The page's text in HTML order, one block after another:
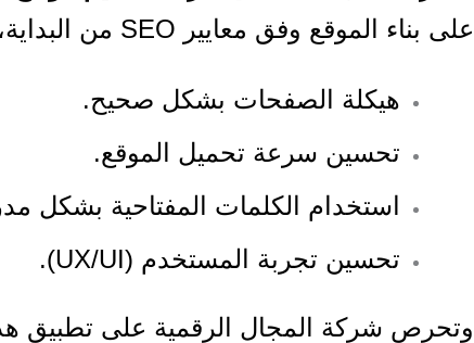
على بناء الموقع وفق معايير SEO من البداية، مثل:
هيكلة الصفحات بشكل صحيح.
تحسين سرعة تحميل الموقع.
استخدام الكلمات المفتاحية بشكل
تحسين تجربة المستخدم (UX/UI).
وتحرص شركة المجال الرقمية على تطبيق